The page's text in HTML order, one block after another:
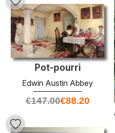
Pot-pourri
Edwin Austin Abbey
€147.00€88.20